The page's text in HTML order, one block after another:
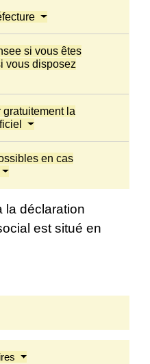
si vous êtes
vous disposez
la
en cas
la déclaration
est situé en